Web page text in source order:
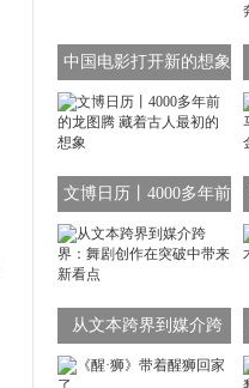
中国电影打开新的想象
空间
文博日历丨4000多年前
的龙图腾 藏着古人最初
的想象
从文本跨界到媒介跨
界：舞剧创作在突破中